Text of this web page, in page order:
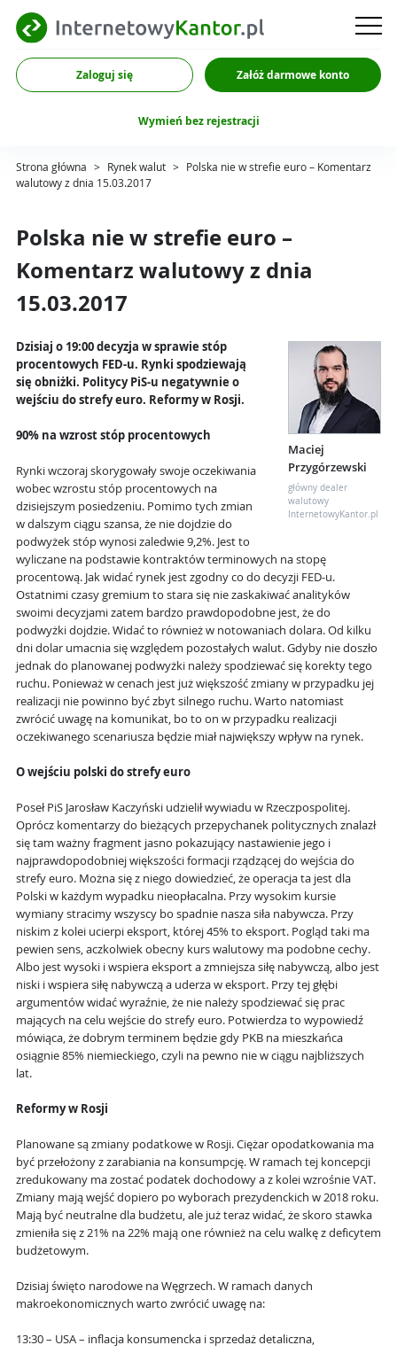
Zaloguj się Załóż darmowe konto
Wymień bez rejestracji
Strona główna > Rynek walut > Polska nie w strefie euro – Komentarz
walutowy z dnia 15.03.2017
Polska nie w strefie euro –
Komentarz walutowy z dnia
15.03.2017
Maciej
Przygórzewski
główny dealer
walutowy
InternetowyKantor.pl
Dzisiaj o 19:00 decyzja w sprawie stóp
procentowych FED-u. Rynki spodziewają
się obniżki. Politycy PiS-u negatywnie o
wejściu do strefy euro. Reformy w Rosji.
90% na wzrost stóp procentowych
Rynki wczoraj skorygowały swoje oczekiwania
wobec wzrostu stóp procentowych na
dzisiejszym posiedzeniu. Pomimo tych zmian
w dalszym ciągu szansa, że nie dojdzie do
podwyżek stóp wynosi zaledwie 9,2%. Jest to
wyliczane na podstawie kontraktów terminowych na stopę
procentową. Jak widać rynek jest zgodny co do decyzji FED-u.
Ostatnimi czasy gremium to stara się nie zaskakiwać analityków
swoimi decyzjami zatem bardzo prawdopodobne jest, że do
podwyżki dojdzie. Widać to również w notowaniach dolara. Od kilku
dni dolar umacnia się względem pozostałych walut. Gdyby nie doszło
jednak do planowanej podwyżki należy spodziewać się korekty tego
ruchu. Ponieważ w cenach jest już większość zmiany w przypadku jej
realizacji nie powinno być zbyt silnego ruchu. Warto natomiast
zwrócić uwagę na komunikat, bo to on w przypadku realizacji
oczekiwanego scenariusza będzie miał największy wpływ na rynek.
O wejściu polski do strefy euro
Poseł PiS Jarosław Kaczyński udzielił wywiadu w Rzeczpospolitej.
Oprócz komentarzy do bieżących przepychanek politycznych znalazł
się tam ważny fragment jasno pokazujący nastawienie jego i
najprawdopodobniej większości formacji rządzącej do wejścia do
strefy euro. Można się z niego dowiedzieć, że operacja ta jest dla
Polski w każdym wypadku nieopłacalna. Przy wysokim kursie
wymiany stracimy wszyscy bo spadnie nasza siła nabywcza. Przy
niskim z kolei ucierpi eksport, której 45% to eksport. Pogląd taki ma
pewien sens, aczkolwiek obecny kurs walutowy ma podobne cechy.
Albo jest wysoki i wspiera eksport a zmniejsza siłę nabywczą, albo jest
niski i wspiera siłę nabywczą a uderza w eksport. Przy tej głębi
argumentów widać wyraźnie, że nie należy spodziewać się prac
mających na celu wejście do strefy euro. Potwierdza to wypowiedź
mówiąca, że dobrym terminem będzie gdy PKB na mieszkańca
osiągnie 85% niemieckiego, czyli na pewno nie w ciągu najbliższych
lat.
Reformy w Rosji
Planowane są zmiany podatkowe w Rosji. Ciężar opodatkowania ma
być przełożony z zarabiania na konsumpcję. W ramach tej koncepcji
zredukowany ma zostać podatek dochodowy a z kolei wzrośnie VAT.
Zmiany mają wejść dopiero po wyborach prezydenckich w 2018 roku.
Mają być neutralne dla budżetu, ale już teraz widać, że skoro stawka
zmieniła się z 21% na 22% mają one również na celu walkę z deficytem
budżetowym.
Dzisiaj święto narodowe na Węgrzech. W ramach danych
makroekonomicznych warto zwrócić uwagę na:
13:30 – USA – inflacja konsumencka i sprzedaż detaliczna,